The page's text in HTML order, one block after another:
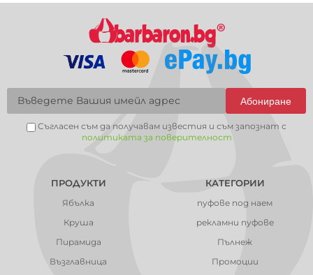
Абониране
Съгласен съм да получавам известия и съм запознат с
политиката за поверителност
ПРОДУКТИ
Ябълка
Круша
Пирамида
Възглавница
КАТЕГОРИИ
пуфове под наем
рекламни пуфове
Пълнеж
Промоции